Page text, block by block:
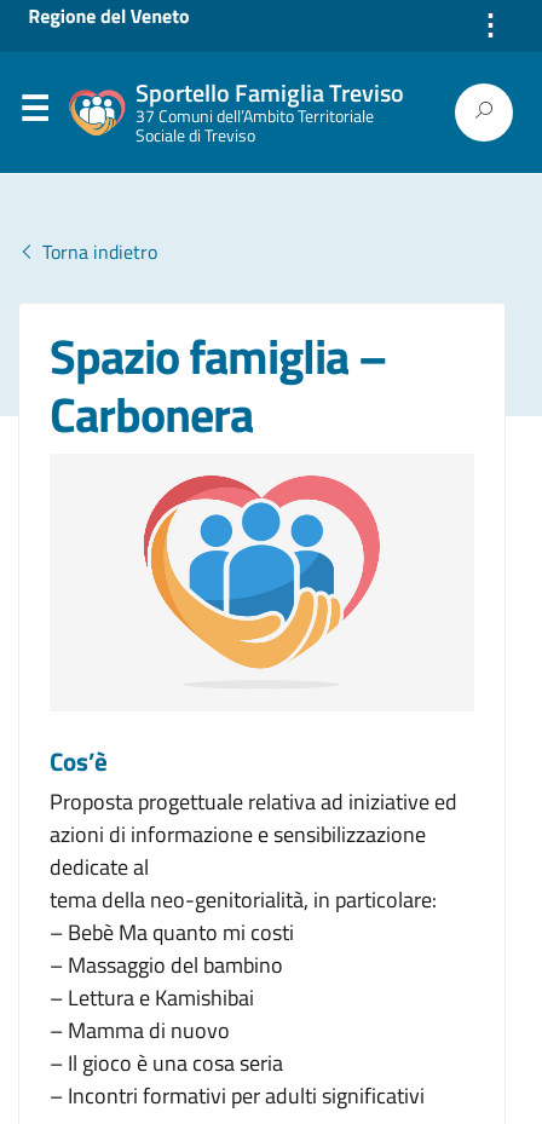
⋮
Sportello Famiglia Treviso
37 Comuni dell’Ambito Territoriale
Sociale di Treviso
Torna indietro
Spazio famiglia –
Carbonera
Cos’è
Proposta progettuale relativa ad iniziative ed
azioni di informazione e sensibilizzazione
dedicate al
tema della neo-genitorialità, in particolare:
– Bebè Ma quanto mi costi
– Massaggio del bambino
– Lettura e Kamishibai
– Mamma di nuovo
– Il gioco è una cosa seria
– Incontri formativi per adulti significativi